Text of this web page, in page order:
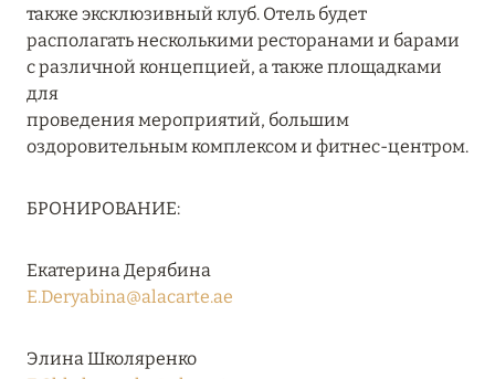
27 сентября 2024
RIXOS PREMIUM SAADIYAT ISLAND ABU DHABI:
КОНЦЕПЦИЯ «ВСЁ ВКЛЮЧЕНО – ВСЁ
ЭКСКЛЮЗИВНО»
20 августа 2024
ВЫГОДНАЯ АРИФМЕТИКА ОТ ULTIMA GSTAAD
Подробнее
также эксклюзивный клуб. Отель будет
располагать несколькими ресторанами и барами
с различной концепцией, а также площадками
для
проведения мероприятий, большим
оздоровительным комплексом и фитнес-центром.
БРОНИРОВАНИЕ:
Екатерина Дерябина
E.Deryabina@alacarte.ae
Элина Школяренко